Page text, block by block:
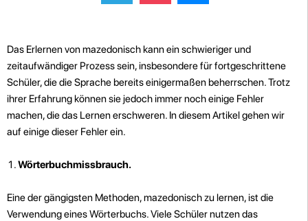
Das Erlernen von mazedonisch kann ein schwieriger und
zeitaufwändiger Prozess sein, insbesondere für fortgeschrittene
Schüler, die die Sprache bereits einigermaßen beherrschen. Trotz
ihrer Erfahrung können sie jedoch immer noch einige Fehler
machen, die das Lernen erschweren. In diesem Artikel gehen wir
auf einige dieser Fehler ein.
Wörterbuchmissbrauch.
Eine der gängigsten Methoden, mazedonisch zu lernen, ist die
Verwendung eines Wörterbuchs. Viele Schüler nutzen das